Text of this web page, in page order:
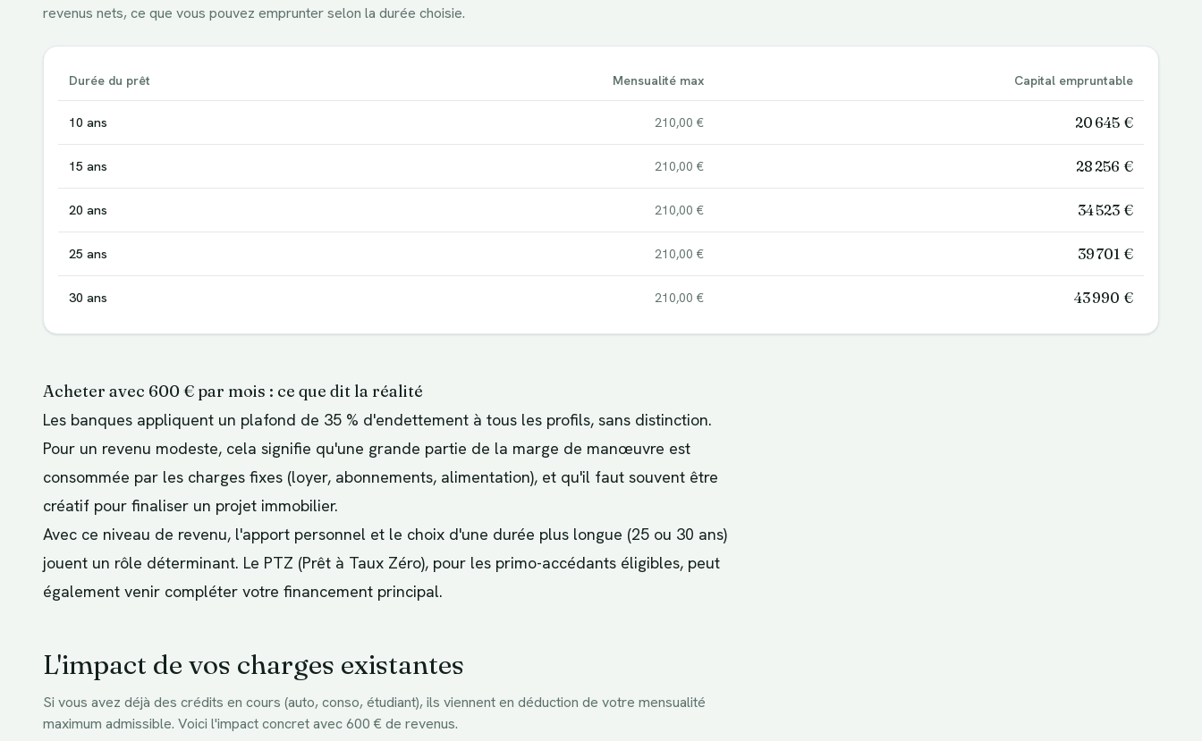
revenus nets, ce que vous pouvez emprunter selon la durée choisie.
Durée du prêt Mensualité max Capital empruntable
10 ans 210,00 € 20 645 €
15 ans 210,00 € 28 256 €
20 ans 210,00 € 34 523 €
25 ans 210,00 € 39 701 €
30 ans 210,00 € 43 990 €
Acheter avec 600 € par mois : ce que dit la réalité
Les banques appliquent un plafond de 35 % d'endettement à tous les profils, sans distinction.
Pour un revenu modeste, cela signifie qu'une grande partie de la marge de manœuvre est
consommée par les charges fixes (loyer, abonnements, alimentation), et qu'il faut souvent être
créatif pour finaliser un projet immobilier.
Avec ce niveau de revenu, l'apport personnel et le choix d'une durée plus longue (25 ou 30 ans)
jouent un rôle déterminant. Le PTZ (Prêt à Taux Zéro), pour les primo-accédants éligibles, peut
également venir compléter votre financement principal.
L'impact de vos charges existantes
Si vous avez déjà des crédits en cours (auto, conso, étudiant), ils viennent en déduction de votre mensualité
maximum admissible. Voici l'impact concret avec600 € de revenus.